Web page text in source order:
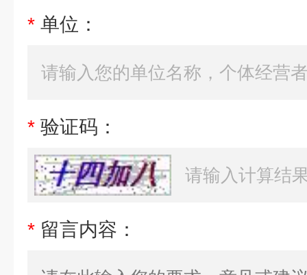
* 单位：
* 验证码：
* 留言内容：